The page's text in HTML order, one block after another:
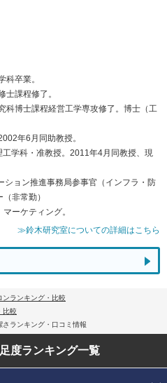
科卒業。
士課程修了。
科博士課程経営工学専攻修了。博士（工
年6月同助教授。
学科・准教授。2011年4月同教授、現
ョン推進事務局参事官（インフラ・防
非常勤）
ーケティング。
≫鈴木研究室についての詳細はこちら
ンランキング・比較
比較
ランキング・口コミ情報
度ランキング一覧